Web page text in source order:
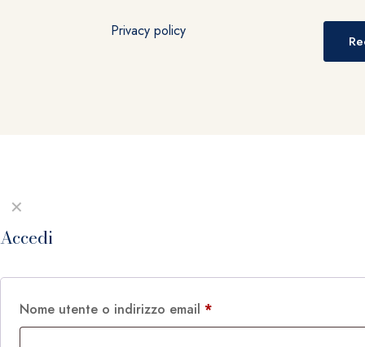
Privacy policy
✕
Accedi
Nome utente o indirizzo email *